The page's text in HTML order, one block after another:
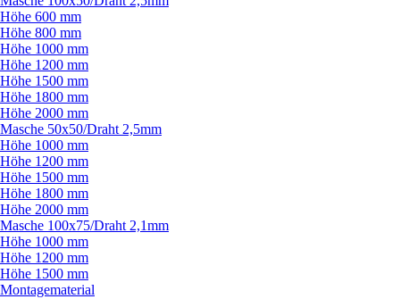
Höhe 600 mm
Höhe 800 mm
Höhe 1000 mm
Höhe 1200 mm
Höhe 1500 mm
Höhe 1800 mm
Höhe 2000 mm
Masche 50x50/Draht 2,5mm
Höhe 1000 mm
Höhe 1200 mm
Höhe 1500 mm
Höhe 1800 mm
Höhe 2000 mm
Masche 100x75/Draht 2,1mm
Höhe 1000 mm
Höhe 1200 mm
Höhe 1500 mm
Montagematerial